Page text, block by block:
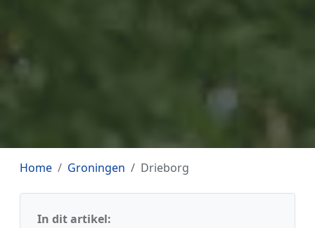
Home Groningen Drieborg
In dit artikel: